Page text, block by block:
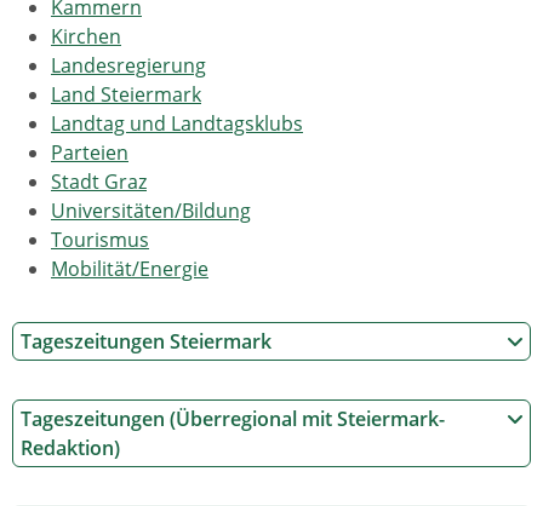
Kammern
Kirchen
Landesregierung
Land Steiermark
Landtag und Landtagsklubs
Parteien
Stadt Graz
Universitäten/Bildung
Tourismus
Mobilität/Energie
Tageszeitungen Steiermark
Tageszeitungen (Überregional mit Steiermark-
Redaktion)